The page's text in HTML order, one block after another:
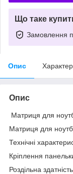
Що таке
Замовлення
Опис
Опис
Матриця для
Матриця для
Технічні
Кріплення
Роздільна